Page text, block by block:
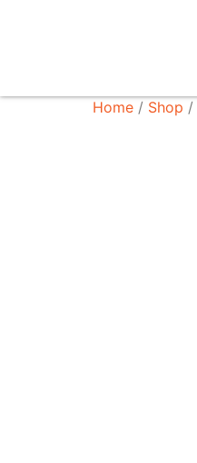
Home / Shop /